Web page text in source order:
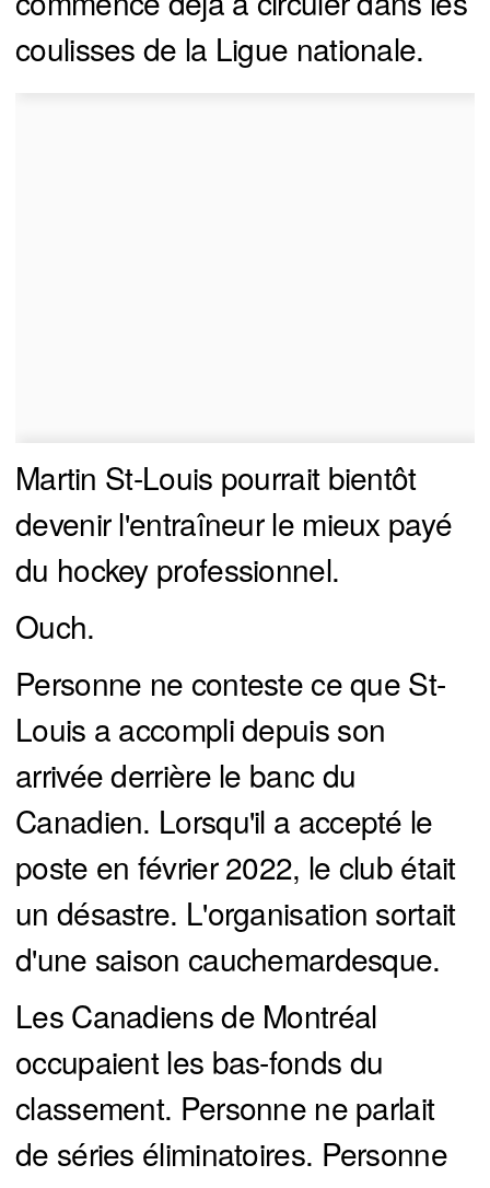
coulisses de la Ligue nationale.
Martin St-Louis pourrait bientôt
devenir l'entraîneur le mieux payé
du hockey professionnel.
Ouch.
Personne ne conteste ce que St-
Louis a accompli depuis son
arrivée derrière le banc du
Canadien. Lorsqu'il a accepté le
poste en février 2022, le club était
un désastre. L'organisation sortait
d'une saison cauchemardesque.
Les Canadiens de Montréal
occupaient les bas-fonds du
classement. Personne ne parlait
de séries éliminatoires. Personne